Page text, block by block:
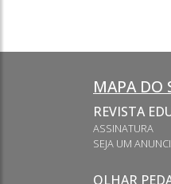
MAPA DO
REVISTA
ASSINATURA
SEJA UM
OLHAR